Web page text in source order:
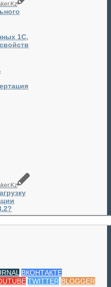
1C,
ВКОНТАКТЕ
TWITTER BLOGGER